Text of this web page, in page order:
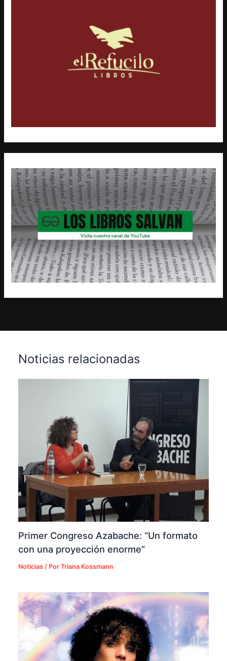
Noticias relacionadas
Primer Congreso Azabache: “Un formato
con una proyección enorme”
Noticias / PorTriana Kossmann